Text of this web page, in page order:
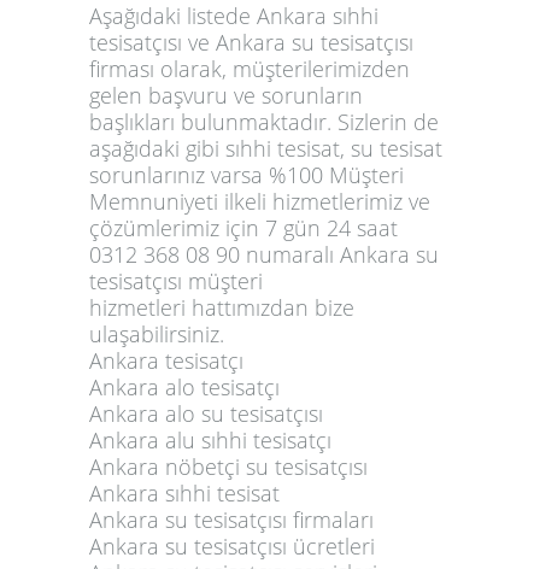
Aşağıdaki listede Ankara sıhhi
tesisatçısı ve Ankara su tesisatçısı
firması olarak, müşterilerimizden
gelen başvuru ve sorunların
başlıkları bulunmaktadır. Sizlerin de
aşağıdaki gibi sıhhi tesisat, su tesisat
sorunlarınız varsa %100 Müşteri
Memnuniyeti ilkeli hizmetlerimiz ve
çözümlerimiz için 7 gün 24 saat
0312 368 08 90 numaralı Ankara su
tesisatçısı müşteri
hizmetleri hattımızdan bize
ulaşabilirsiniz.
Ankara tesisatçı
Ankara alo tesisatçı
Ankara alo su tesisatçısı
Ankara alu sıhhi tesisatçı
Ankara nöbetçi su tesisatçısı
Ankara sıhhi tesisat
Ankara su tesisatçısı firmaları
Ankara su tesisatçısı ücretleri